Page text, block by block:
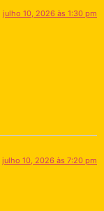
julho 10, 2026 às 1:30 pm
julho 10, 2026 às 7:20 pm